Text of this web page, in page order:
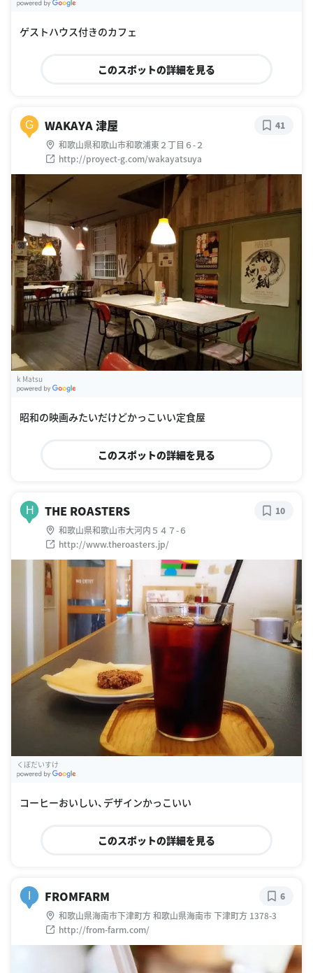
ゲストハウス付きのカフェ
このスポットの詳細を見る
G WAKAYA 津屋
和歌山県和歌山市和歌浦東２丁目６-２
http://proyect-g.com/wakayatsuya
41
k Matsu
昭和の映画みたいだけどかっこいい定食屋
このスポットの詳細を見る
H THE ROASTERS
和歌山県和歌山市大河内５４７-６
http://www.theroasters.jp/
10
くぼだいすけ
コーヒーおいしい、デザインかっこいい
このスポットの詳細を見る
I FROMFARM
和歌山県海南市下津町方 和歌山県海南市 下津町方 1378-3
http://from-farm.com/
6